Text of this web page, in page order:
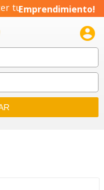
tuEmprendimiento!
